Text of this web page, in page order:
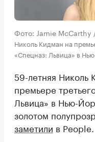
Фото: Jamie McCarthy
Николь Кидман на
«Спецназ: Львица» в
59-летняя Николь
премьере
Львица» в Нью-
золотом
заметили в People.